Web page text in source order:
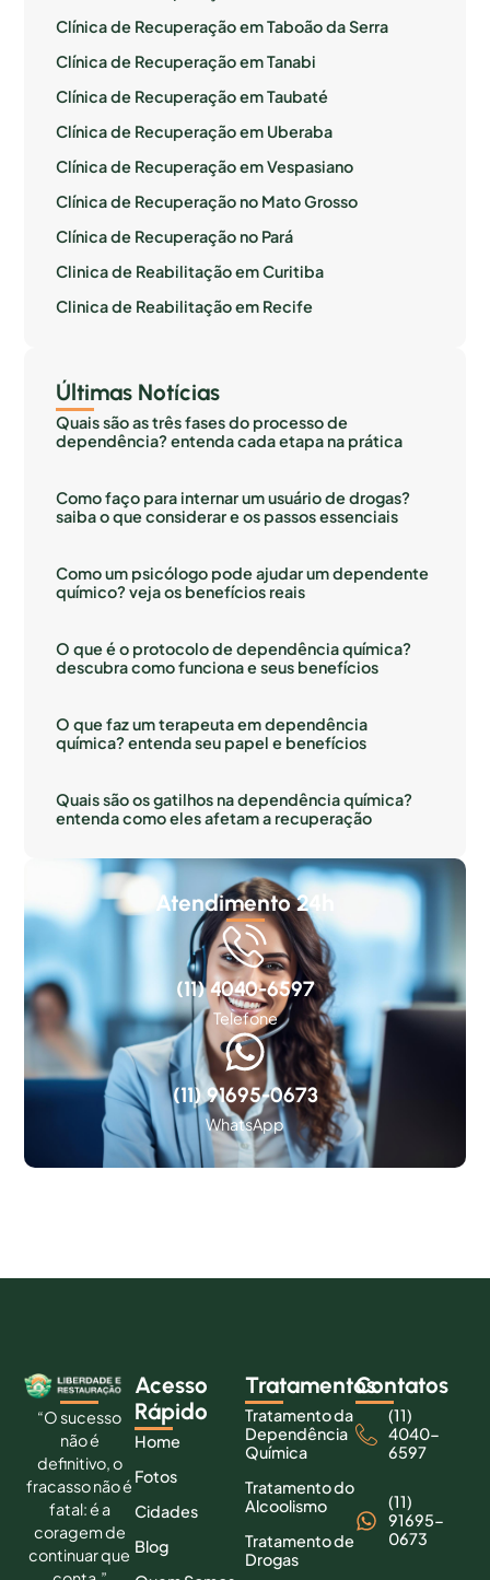
Clínica de Recuperação em Taboão da Serra
Clínica de Recuperação em Tanabi
Clínica de Recuperação em Taubaté
Clínica de Recuperação em Uberaba
Clínica de Recuperação em Vespasiano
Clínica de Recuperação no Mato Grosso
Clínica de Recuperação no Pará
Clinica de Reabilitação em Curitiba
Clinica de Reabilitação em Recife
Últimas Notícias
Quais são as três fases do processo de
dependência? entenda cada etapa na prática
Como faço para internar um usuário de drogas?
saiba o que considerar e os passos essenciais
Como um psicólogo pode ajudar um dependente
químico? veja os benefícios reais
O que é o protocolo de dependência química?
descubra como funciona e seus benefícios
O que faz um terapeuta em dependência
química? entenda seu papel e benefícios
Quais são os gatilhos na dependência química?
entenda como eles afetam a recuperação
Atendimento 24h
(11) 4040-6597
Telefone
(11) 91695-0673
WhatsApp
“O sucesso
não é
definitivo, o
fracasso não é
fatal: é a
coragem de
continuar que
Acesso
Rápido
Home
Fotos
Cidades
Blog
Tratamentos
Tratamento da
Dependência
Química
Tratamento do
Alcoolismo
Tratamento de
Drogas
Contatos
(11)
4040-
6597
(11)
91695-
0673